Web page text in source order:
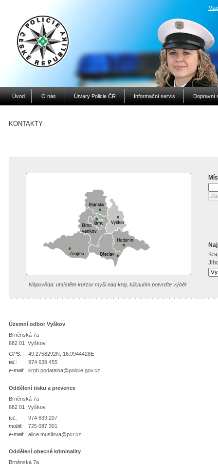
Úvod O nás Útvary Policie ČR Informační servis Dopravní
KONTAKTY
Nápověda: umístěte kurzor myši nad kraj, kliknutím potvrďte výběr
Územní odbor Vyškov
Brněnská 7a
682 01 Vyškov
GPS:
49.2758292N, 16.9944428E
tel.:
974 639 455
e-mail:
krpb.podatelna@policie.gov.cz
Oddělení tisku a prevence
Brněnská 7a
682 01 Vyškov
tel.:
974 639 207
mobil:
725 087 301
e-mail:
alice.musilova@pcr.cz
Oddělení obecné kriminality
Brněnská 7a